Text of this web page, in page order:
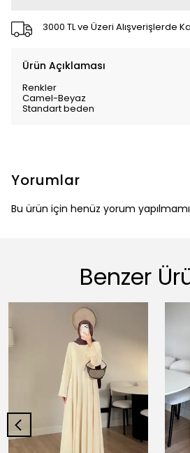
3000 TL ve Üzeri Alışverişlerde
Ürün Açıklaması
Renkler
Camel-Beyaz
Standart beden
Yorumlar
Bu ürün için henüz yorum
Benzer